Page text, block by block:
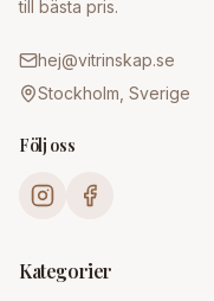
till bästa pris.
hej@vitrinskap.se
Stockholm, Sverige
Följ oss
Kategorier